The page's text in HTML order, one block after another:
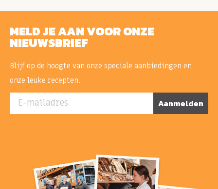
MELD JE AAN VOOR ONZE
NIEUWSBRIEF
Blijf op de hoogte van onze speciale aanbiedingen en
onze leuke recepten.
E-mailadres Aanmelden